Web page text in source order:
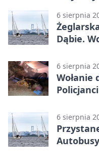
6 sierpnia
Dąbie.
6 sierpnia
Wołanie
6 sierpnia